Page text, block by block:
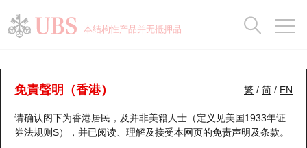
本结构性产品并无抵押品
繁 / 简 / EN
免責聲明（香港）
请确认阁下为香港居民，及并非美籍人士（定义见美国1933年证
券法规则S），并已阅读、理解及接受本网页的免责声明及条款。
牛熊证分析仪
表现 街货统计 比较
瑞银认股证一览
新发行瑞银认股证
街货统计
比较
牛熊全景快搜
牛熊证搜寻
街货统计
比较
十大升幅/跌幅
十大认股证成交分布
正股分析仪
二十大活跃股份
持股比重
显示所有持股比重
每月轮证大市专题
轮证专栏